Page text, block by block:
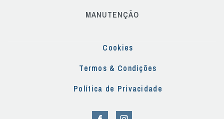
MANUTENÇÃO
Cookies
Termos & Condições
Política de Privacidade